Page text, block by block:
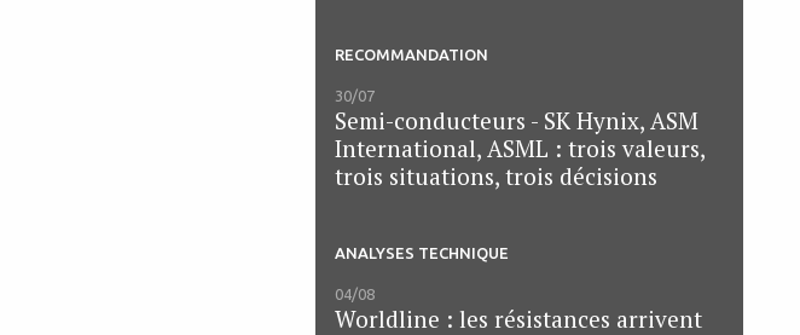
RECOMMANDATION
30/07
Semi-conducteurs - SK Hynix, ASM
International, ASML : trois valeurs,
trois situations, trois décisions
ANALYSES TECHNIQUE
04/08
Worldline : les résistances arrivent